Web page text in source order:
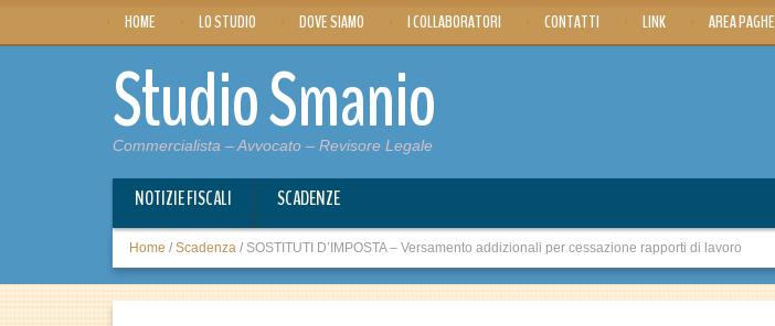
HOME LO STUDIO DOVE SIAMO I COLLABORATORI CONTATTI LINK AREA PAGHE
Studio Smanio
Commercialista – Avvocato – Revisore Legale
NOTIZIE FISCALI SCADENZE
Home / Scadenza / SOSTITUTI D’IMPOSTA – Versamento addizionali per cessazione rapporti di lavoro